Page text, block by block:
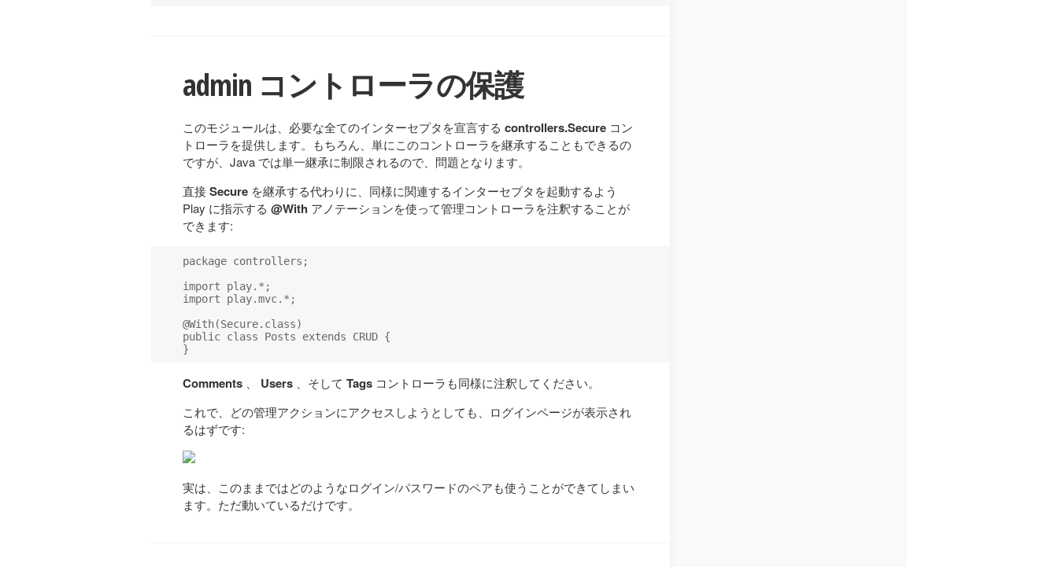
admin コントローラの保護
このモジュールは、必要な全てのインターセプタを宣言する controllers.Secure コン
トローラを提供します。もちろん、単にこのコントローラを継承することもできるの
ですが、Java では単一継承に制限されるので、問題となります。
直接Secure を継承する代わりに、同様に関連するインターセプタを起動するよう
Play に指示する @With アノテーションを使って管理コントローラを注釈することが
できます:
package controllers;
import play.*;
import play.mvc.*;
@With(Secure.class)
public class Posts extends CRUD {
Comments Users 、そして Tags コントローラも同様に注釈してください。
これで、どの管理アクションにアクセスしようとしても、ログインページが表示され
るはずです:
実は、このままではどのようなログイン/パスワードのペアも使うことができてしまい
ます。ただ動いているだけです。